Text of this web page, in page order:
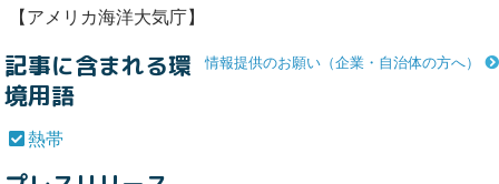
【アメリカ海洋大気庁】
情報提供のお願い（企業・自治体の方へ）
記事に含まれる環
境用語
熱帯